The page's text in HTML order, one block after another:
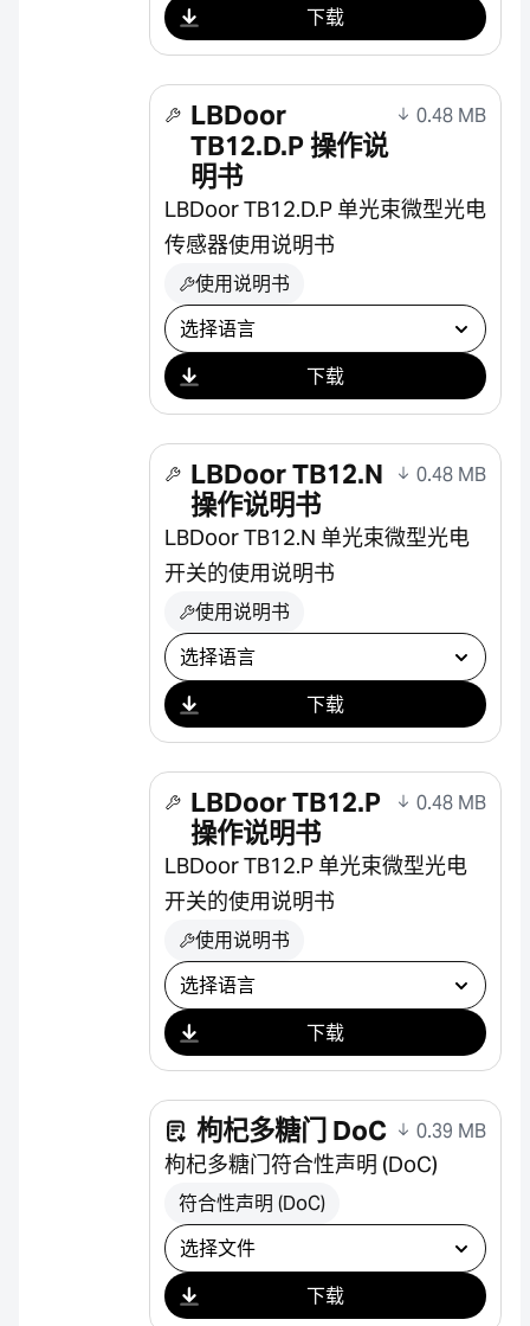
下载
LBDoor
TB12.D.P 操作说
明书
0.48 MB
LBDoor TB12.D.P 单光束微型光电
传感器使用说明书
使用说明书
选择下载
下载
LBDoor TB12.N
操作说明书
0.48 MB
LBDoor TB12.N 单光束微型光电
开关的使用说明书
使用说明书
选择下载
下载
LBDoor TB12.P
操作说明书
0.48 MB
LBDoor TB12.P 单光束微型光电
开关的使用说明书
使用说明书
选择下载
下载
枸杞多糖门 DoC 0.39 MB
枸杞多糖门符合性声明 (DoC)
符合性声明 (DoC)
选择下载
下载